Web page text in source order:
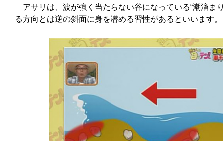
アサリは、波が強く当たらない谷になっている“潮溜ま
る方向とは逆の斜面に身を潜める習性があるといいます。